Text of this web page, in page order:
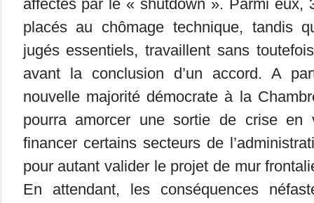
affectés par le « shutdown ». Parmi eux,
placés au chômage technique, tandis
jugés essentiels, travaillent sans
avant la conclusion d’un accord. A
nouvelle majorité démocrate à la
pourra amorcer une sortie de crise en
financer certains secteurs de
pour autant valider le projet de mur
En attendant, les conséquences